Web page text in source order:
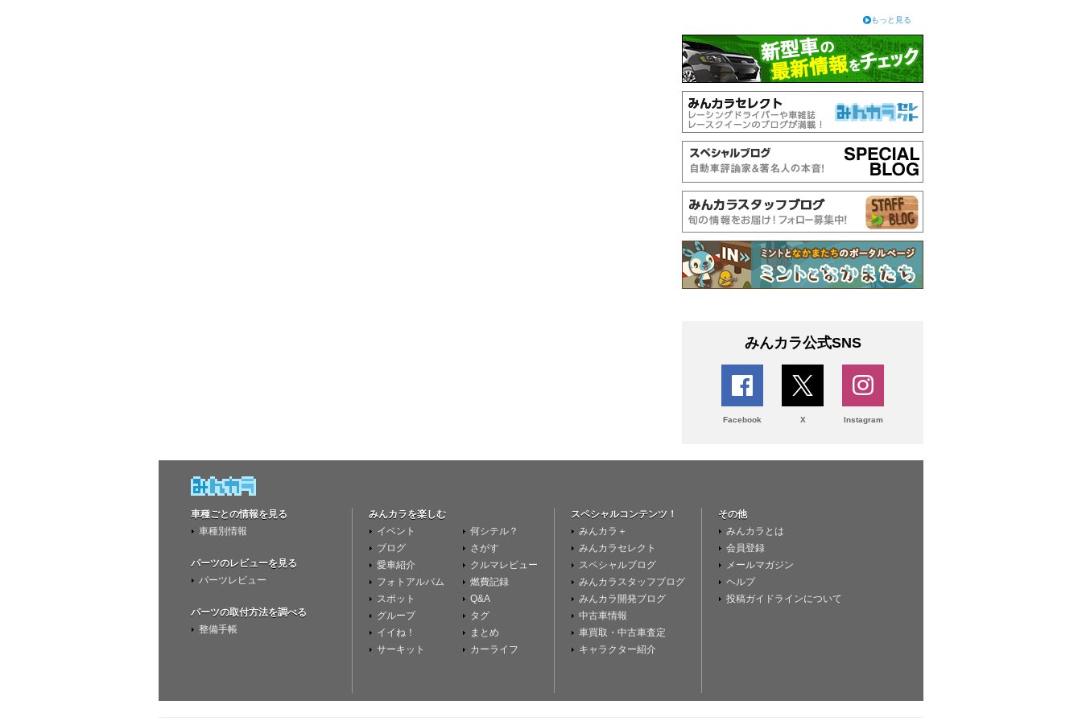
もっと見る
みんカラ公式SNS
Facebook X Instagram
車種ごとの情報を見る
車種別情報
パーツのレビューを見る
パーツレビュー
パーツの取付方法を調べる
整備手帳
みんカラを楽しむ
イベント
ブログ
愛車紹介
フォトアルバム
スポット
グループ
イイね！
サーキット
何シテル？
さがす
クルマレビュー
燃費記録
Q&A
タグ
まとめ
カーライフ
スペシャルコンテンツ！
みんカラ＋
みんカラセレクト
スペシャルブログ
みんカラスタッフブログ
みんカラ開発ブログ
中古車情報
車買取・中古車査定
キャラクター紹介
その他
みんカラとは
会員登録
メールマガジン
ヘルプ
投稿ガイドラインについて